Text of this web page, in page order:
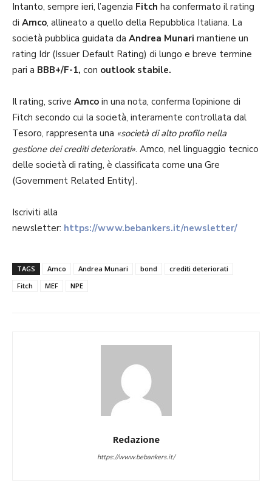
Intanto, sempre ieri, l’agenzia Fitch ha confermato il rating
di Amco, allineato a quello della Repubblica Italiana. La
società pubblica guidata da Andrea Munari mantiene un
rating Idr (Issuer Default Rating) di lungo e breve termine
pari a BBB+/F-1, con outlook stabile.
Il rating, scrive Amco in una nota, conferma l’opinione di
Fitch secondo cui la società, interamente controllata dal
Tesoro, rappresenta una «società di alto profilo nella
gestione dei crediti deteriorati». Amco, nel linguaggio tecnico
delle società di rating, è classificata come una Gre
(Government Related Entity).
Iscriviti alla
newsletter: https://www.bebankers.it/newsletter/
TAGS Amco Andrea Munari bond
crediti deteriorati
Fitch
MEF NPE
Redazione
https://www.bebankers.it/